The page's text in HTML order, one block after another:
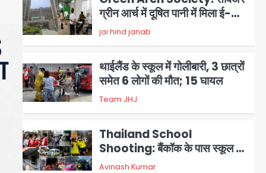
थाईलैंड के स्कूल में गोलीबारी, 3 छात्रों
समेत 6 लोगों की मौत; 15 घायल
Team JHJ
Thailand School
Shooting: बैंकॉक के पास स्कूल में
छात्र ने की अंधाधुंध फायरिंग, हमलावर
सहित सात की मौत, 15 घायल
Avinash Kumar
हिमाचल में मानसून का कहर: 145
सड़कें बंद, 224 ट्रांसफार्मर ठप, 798